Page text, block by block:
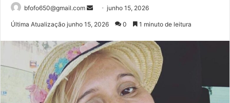
bfofo650@gmail.com
Mande
mail
junho 15, 2026
Última Atualização junho 15, 2026 0 1 minuto de leitura